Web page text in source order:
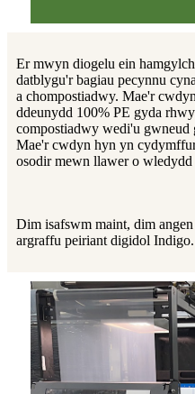
Er mwyn diogelu ein
datblygu'r bagiau pecynnu
a chompostiadwy. Mae'r
ddeunydd 100% PE gyda
compostiadwy wedi'u gwneud
Mae'r cwdyn hyn yn
osodir mewn llawer o wledydd
Dim isafswm maint, dim
argraffu peiriant digidol Indigo.